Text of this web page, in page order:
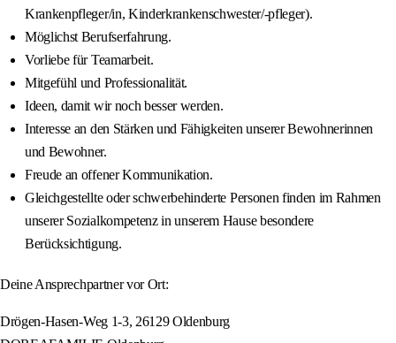
Krankenpfleger/in, Kinderkrankenschwester/-pfleger).
Möglichst Berufserfahrung.
Vorliebe für Teamarbeit.
Mitgefühl und Professionalität.
Ideen, damit wir noch besser werden.
Interesse an den Stärken und Fähigkeiten unserer Bewohnerinnen
und Bewohner.
Freude an offener Kommunikation.
Gleichgestellte oder schwerbehinderte Personen finden im Rahmen
unserer Sozialkompetenz in unserem Hause besondere
Berücksichtigung.
Deine Ansprechpartner vor Ort:
Drögen-Hasen-Weg 1-3, 26129 Oldenburg